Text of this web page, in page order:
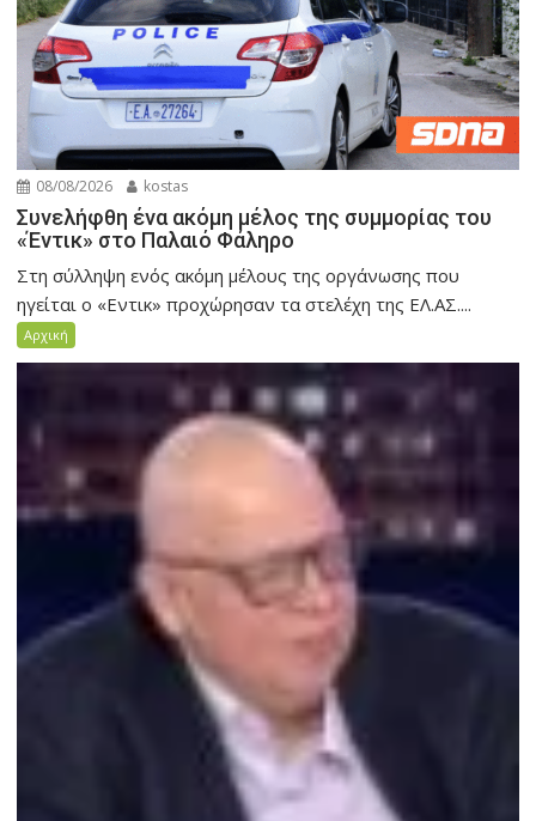
08/08/2026 kostas
Συνελήφθη ένα ακόμη μέλος της συμμορίας του
«Έντικ» στο Παλαιό Φάληρο
Στη σύλληψη ενός ακόμη μέλους της οργάνωσης που
ηγείται ο «Εντικ» προχώρησαν τα στελέχη της ΕΛ.ΑΣ....
Αρχική